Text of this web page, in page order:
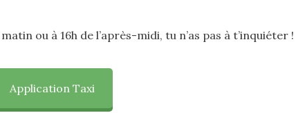
ou à 16h de l’après-midi, tu n’as pas à t’inquiéter !
Application Taxi